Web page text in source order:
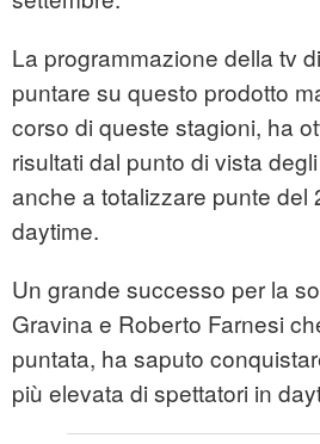
La programmazione della tv
puntare su questo prodotto
corso di queste stagioni, ha
risultati dal punto di vista
anche a totalizzare punte del
daytime.
Un grande successo per la
Gravina e Roberto Farnesi
puntata, ha saputo
più elevata di spettatori in